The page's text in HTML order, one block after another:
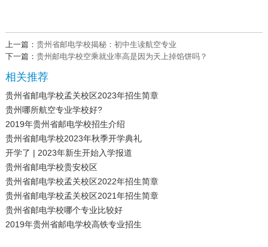
上一篇： 贵州省邮电学校揭秘：初中生读航空专业
下一篇： 贵州邮电学校空乘就业率高是因为天上掉馅饼吗？
相关推荐
贵州省邮电学校孟关校区2023年招生简章
贵州哪所航空专业学校好?
2019年贵州省邮电学校招生介绍
贵州省邮电学校2023年秋季开学典礼
开学了 | 2023年新生开始入学报道
贵州省邮电学校贵安校区
贵州省邮电学校孟关校区2022年招生简章
贵州省邮电学校孟关校区2021年招生简章
贵州省邮电学校哪个专业比较好
2019年贵州省邮电学校高铁专业招生